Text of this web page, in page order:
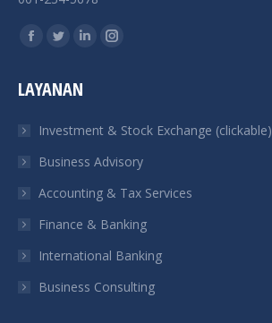
Find us on:
Facebook
opens
new
window
Twitter
opens
new
window
Linkedin
new
window
Instagram
new
window
LAYANAN
Investment & Stock Exchange (clickable)
Business Advisory
Accounting & Tax Services
Finance & Banking
International Banking
Business Consulting